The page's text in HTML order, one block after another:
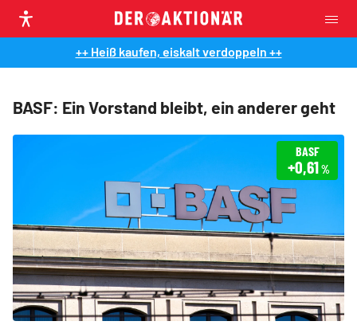
++ Heiß kaufen, eiskalt verdoppeln ++
BASF: Ein Vorstand bleibt, ein anderer geht
BASF
+0,61%